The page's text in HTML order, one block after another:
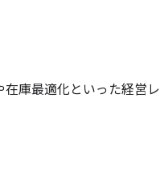
庫最適化といった経営レ